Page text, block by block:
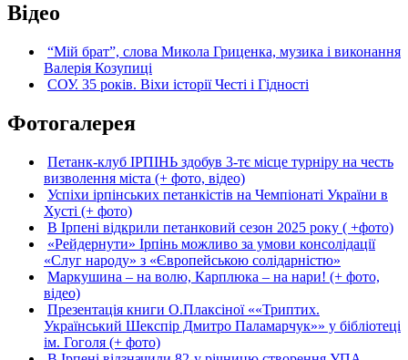
Відео
“Мій брат”, слова Микола Гриценка, музика і виконання
Валерія Козупиці
СОУ. 35 років. Віхи історії Честі і Гідності
Фотогалерея
Петанк-клуб ІРПІНЬ здобув 3-тє місце турніру на честь
визволення міста (+ фото, відео)
Успіхи ірпінських петанкістів на Чемпіонаті України в
Хусті (+ фото)
В Ірпені відкрили петанковий сезон 2025 року ( +фото)
«Рейдернути» Ірпінь можливо за умови консолідації
«Слуг народу» з «Європейською солідарністю»
Маркушина – на волю, Карплюка – на нари! (+ фото,
відео)
Презентація книги О.Плаксіної ««Триптих.
Український Шекспір Дмитро Паламарчук»» у бібліотеці
ім. Гоголя (+ фото)